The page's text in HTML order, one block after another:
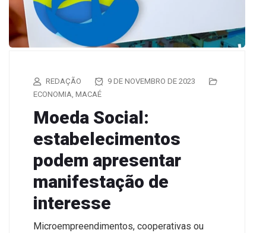
REDAÇÃO
9 DE NOVEMBRO DE 2023
ECONOMIA, MACAÉ
Moeda Social:
estabelecimentos
podem apresentar
manifestação de
interesse
Microempreendimentos, cooperativas ou